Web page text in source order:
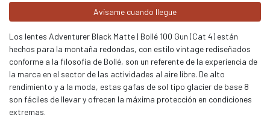
Avísame cuando llegue
Los lentes Adventurer Black Matte | Bollé 100 Gun (Cat 4) están
hechos para la montaña redondas, con estilo vintage rediseñados
conforme a la filosofía de Bollé, son un referente de la experiencia de
la marca en el sector de las actividades al aire libre. De alto
rendimiento y a la moda, estas gafas de sol tipo glacier de base 8
son fáciles de llevar y ofrecen la máxima protección en condiciones
extremas.